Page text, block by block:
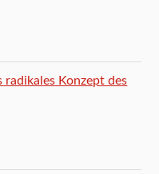
radikales Konzept des